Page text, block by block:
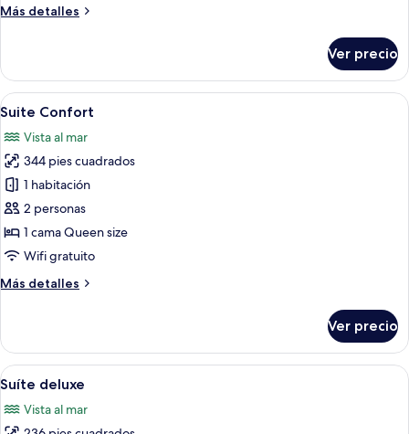
Más detalles
Más
Premium
Ver precio
Abrir
todas
las
fotos
de
Suite
Confort
Un dormitorio con una cama
5
Suite Confort
Vista al mar
344 pies cuadrados
1 habitación
2 personas
1 cama Queen size
Wifi gratuito
Más detalles
Más
Confort
Ver precio
Abrir
todas
las
Un dormitorio con una cama
5
Suíte deluxe
Vista al mar